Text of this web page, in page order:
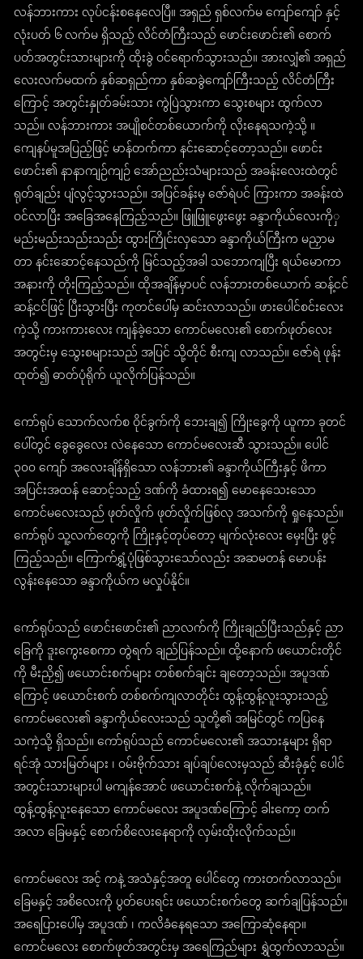
လန်ဘားကား လုပ်ငန်းစနေလေပြီ။ အရှည် ရှစ်လက်မ ကျော်ကျော် နှင့်
လုံးပတ် ၆ လက်မ ရှိသည့် လိင်တံကြီးသည် ဖောင်းဖောင်း၏ စောက်
ပတ်အတွင်းသားများကို ထိုးခွဲ ဝင်ရောက်သွားသည်။ အားလျှံ၏ အရှည်
လေးလက်မထက် နှစ်ဆရှည်ကာ နှစ်ဆခွဲကျော်ကြီးသည့် လိင်တံကြီး
ကြောင့် အတွင်းနှုတ်ခမ်းသား ကွဲပြဲသွားကာ သွေးစများ ထွက်လာ
သည်။ လန်ဘားကား အပျိုစင်တစ်ယောက်ကို လိုးနေရသကဲ့သို့ ။
ကျေနပ်မူအပြည့်ဖြင့် မာန်တက်ကာ နင်းဆောင့်တော့သည်။ ဖောင်း
ဖောင်း၏ နာနာကျဉ်ကျဉ် အော်ညည်းသံများသည် အခန်းလေးထဲတွင်
ရုတ်ချည်း ပျံလွင့်သွားသည်။ အပြင်ခန်းမှ ဇော်ရဲပင် ကြားကာ အခန်းထဲ
ဝင်လာပြီး အခြေအနေကြည့်သည်။ ဖြူဖြူဖွေးဖွေး ခန္ဒာကိုယ်လေးကိုှ
မည်းမည်းသည်းသည်း ထွားကြိုင်းလှသော ခန္ဒာကိုယ်ကြီးက မညှာမ
တာ နင်းဆောင့်နေသည်ကို မြင်သည့်အခါ သဘောကျပြီး ရယ်မောကာ
အနားကို တိုးကြည့်သည်။ ထိုအချိန်မှာပင် လန်ဘားတစ်ယောက် ဆန့်ငင်
ဆန့်ငင်ဖြင့် ပြီးသွားပြီး ကုတင်ပေါ်မှ ဆင်းလာသည်။ ဖားပေါင်စင်းလေး
ကဲ့သို့ ကားကားလေး ကျန်ခဲ့သော ကောင်မလေး၏ စောက်ဖုတ်လေး
အတွင်းမှ သွေးစများသည် အပြင် သို့တိုင် စီးကျ လာသည်။ ဇော်ရဲ ဖုန်း
ထုတ်၍ ဓာတ်ပုံရိုက် ယူလိုက်ပြန်သည်။
ကော်ရုပ် သောက်လက်စ ဝိုင်ခွက်ကို ဘေးချ၍ ကြိုးခွေကို ယူကာ ခုတင်
ပေါ်တွင် ခွေခွေလေး လဲနေသော ကောင်မလေးဆီ သွားသည်။ ပေါင်
၃၀၀ ကျော် အလေးချိန်ရှိသော လန်ဘား၏ ခန္ဒာကိုယ်ကြီးနှင့် ဖိကာ
အပြင်းအထန် ဆောင့်သည့် ဒဏ်ကို ခံထားရ၍ မောနေသေးသော
ကောင်မလေးသည် ဖုတ်လှိုက် ဖုတ်လှိုက်ဖြစ်လု အသက်ကို ရှုနေသည်။
ကော်ရုပ် သူ့လက်တွေကို ကြိုးနှင့်တုပ်တော့ မျက်လုံးလေး မှေးပြီး ဖွင့်
ကြည့်သည်။ ကြောက်ရွှံ့ပုံဖြစ်သွားသော်လည်း အဆမတန် မောပန်း
လွန်းနေသော ခန္ဒာကိုယ်က မလှုပ်နိုင်။
ကော်ရုပ်သည် ဖောင်းဖောင်း၏ ညာလက်ကို ကြိုးချည်ပြီးသည်နှင့် ညာ
ခြေကို ဒူးကွေးစေကာ တွဲရက် ချည်ပြန်သည်။ ထို့နောက် ဖယောင်းတိုင်
ကို မီးညှိ၍ ဖယောင်းစက်များ တစ်စက်ချင်း ချတော့သည်။ အပူဒဏ်
ကြောင့် ဖယောင်းစက် တစ်စက်ကျလာတိုင်း ထွန့်ထွန့်လူးသွားသည့်
ကောင်မလေး၏ ခန္ဒာကိုယ်လေးသည် သူတို့၏ အမြင်တွင် ကပြနေ
သကဲ့သို့ ရှိသည်။ ကော်ရုပ်သည် ကောင်မလေး၏ အသားနုများ ရှိရာ
ရင်အုံ သားမြတ်များ ၊ ဝမ်းဗိုက်သား ချပ်ချပ်လေးမှသည် ဆီးခုံနှင့် ပေါင်
အတွင်းသားများပါ မကျန်အောင် ဖယောင်းစက်နဲ့ လိုက်ချသည်။
ထွန့်ထွန့်လူးနေသော ကောင်မလေး အပူဒဏ်ကြောင့် ခါးကော့ တက်
အလာ ခြေမနှင့် စောက်စိလေးနေရာကို လှမ်းထိုးလိုက်သည်။
ကောင်မလေး အင့် ကနဲ့ အသံနှင့်အတူ ပေါင်တွေ ကားတက်လာသည်။
ခြေမနှင့် အစိလေးကို ပွတ်ပေးရင်း ဖယောင်းစက်တွေ ဆက်ချပြန်သည်။
အရေပြားပေါ်မှ အပူဒဏ် ၊ ကလိခံနေရသော အကြောဆုံနေရာ။
ကောင်မလေး စောက်ဖုတ်အတွင်းမှ အရေကြည်များ ရွှဲထွက်လာသည်။